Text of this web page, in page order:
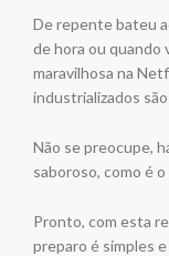
De repente bateu
de hora ou quando
maravilhosa na
industrializados
Não se preocupe,
saboroso, como é
Pronto, com esta
preparo é simples